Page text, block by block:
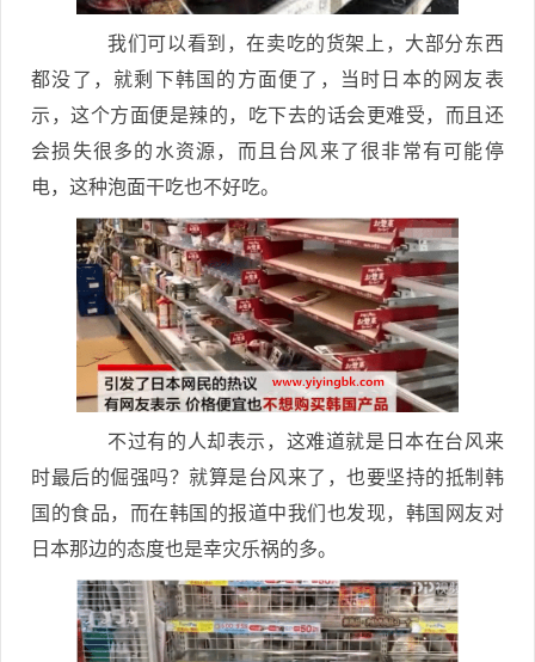
我们可以看到，在卖吃的货架上，大部分东西
都没了，就剩下韩国的方面便了，当时日本的网友表
示，这个方面便是辣的，吃下去的话会更难受，而且还
会损失很多的水资源，而且台风来了很非常有可能停
电，这种泡面干吃也不好吃。
不过有的人却表示，这难道就是日本在台风来
时最后的倔强吗？就算是台风来了，也要坚持的抵制韩
国的食品，而在韩国的报道中我们也发现，韩国网友对
日本那边的态度也是幸灾乐祸的多。